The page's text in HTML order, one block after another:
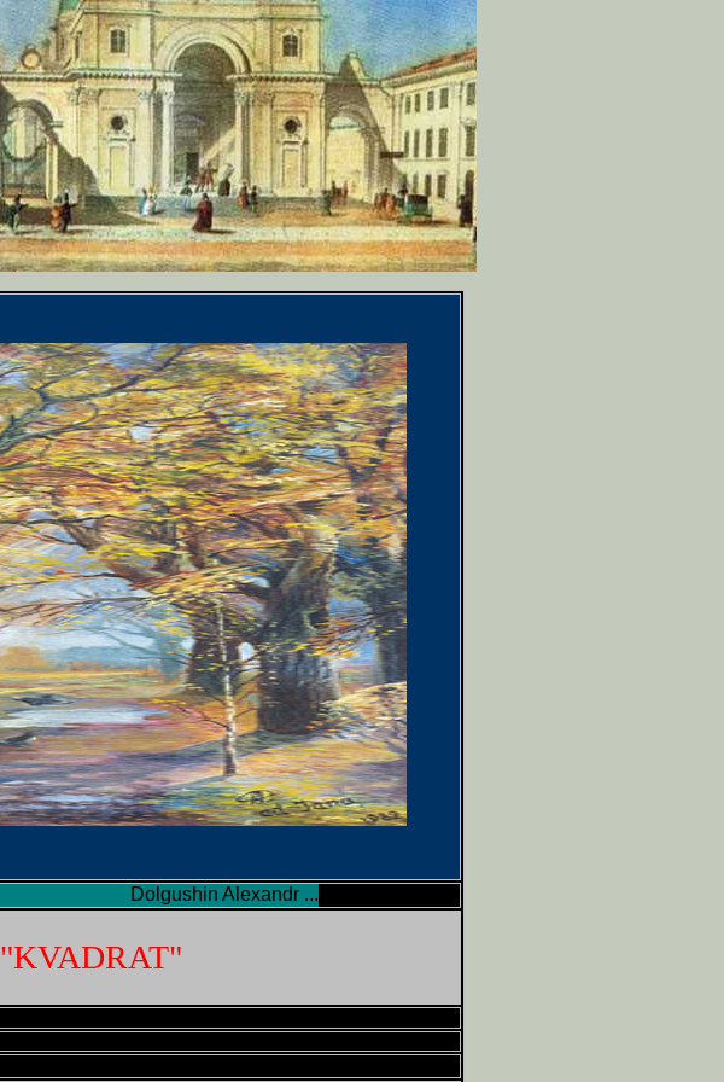
Dolgushin Alexandr ... Lithuania ... 4761 ... Visaginas ... tel 610-22
"KVADRAT"